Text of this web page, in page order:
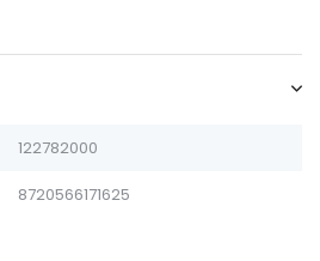
122782000
8720566171625